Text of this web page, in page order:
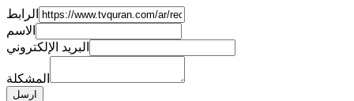
الرابط
الاسم
البريد الإلكتروني
المشكلة
ارسل